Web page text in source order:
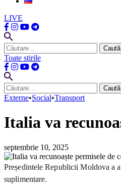
LIVE
Caută
după:
Toate stirile
Caută
după:
Externe•Social•Transport
Italia va
septembrie 10, 2025
Președintele Republicii Moldova a
suplimentare.